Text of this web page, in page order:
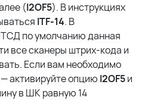
(I2OF5). В инструкциях
ITF-14. В
по умолчанию данная
все сканеры штрих-кода и
Если вам необходимо
активируйте опцию I2OF5и
в ШК равную 14